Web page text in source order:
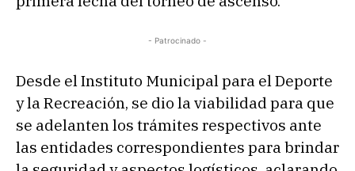
- Patrocinado -
Desde el Instituto Municipal para el Deporte
y la Recreación, se dio la viabilidad para que
se adelanten los trámites respectivos ante
las entidades correspondientes para brindar